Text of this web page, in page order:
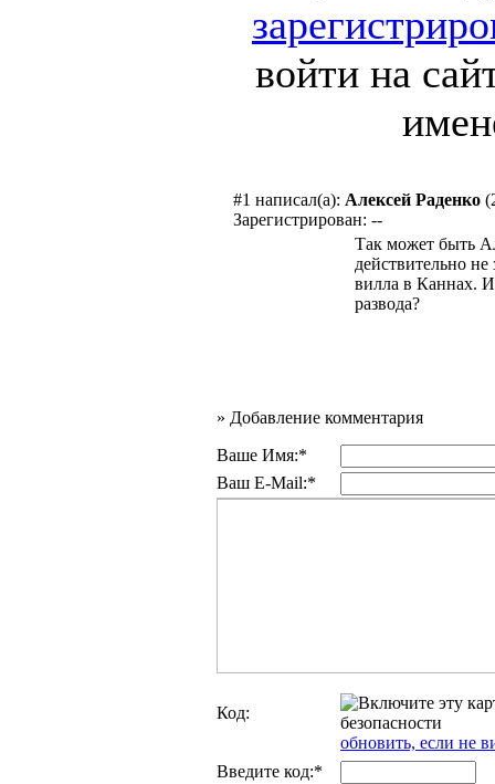
войти на
#1 написал(а): Алексей Раденко
Зарегистрирован: --
Так может быть
действительно
вилла в Каннах.
развода?
» Добавление комментария
Ваше Имя:*
Ваш E-Mail:*
Код:
обновить, если не
Введите код:*